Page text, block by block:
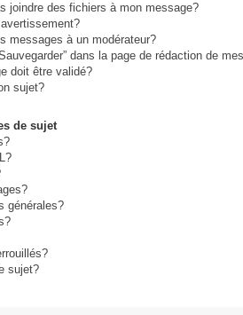
joindre des fichiers à mon message?
messages à un modérateur?
dans la page de rédaction de
doit être validé?
sujet?
de sujet
générales?
sujet?